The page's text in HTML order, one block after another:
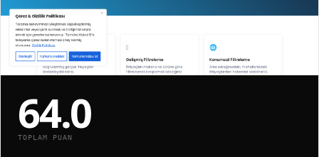
64.0
TOPLAM PUAN